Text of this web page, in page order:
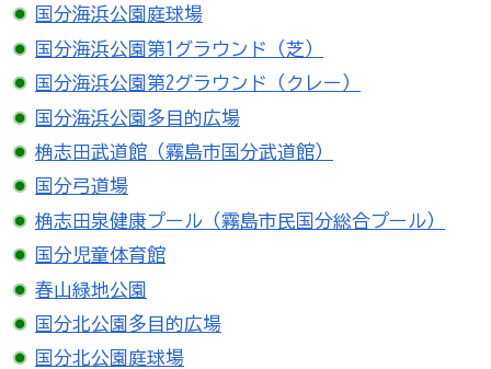
国分海浜公園庭球場
国分海浜公園第1グラウンド（芝）
国分海浜公園第2グラウンド（クレー）
国分海浜公園多目的広場
桷志田武道館（霧島市国分武道館）
国分弓道場
桷志田泉健康プール（霧島市民国分総合プール）
国分児童体育館
春山緑地公園
国分北公園多目的広場
国分北公園庭球場